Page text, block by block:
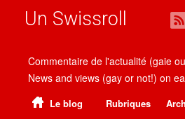
Un Swissroll
Commentaire de l'actualité (gaie
News and views (gay or not!) on
Le blog Rubriques